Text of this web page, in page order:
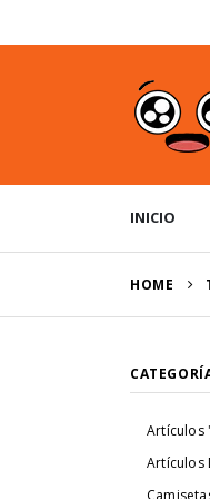
INICIO
HOME
Artículos
Artículos